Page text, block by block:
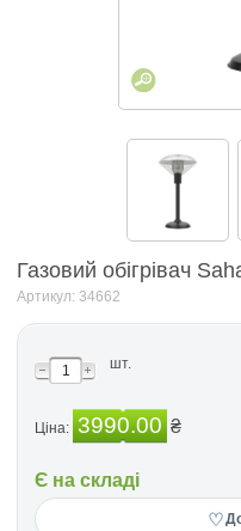
Газовий обiгрiвач
Артикул: 34662
шт.
Ціна: 3990.00 ₴
Є на складі
♡